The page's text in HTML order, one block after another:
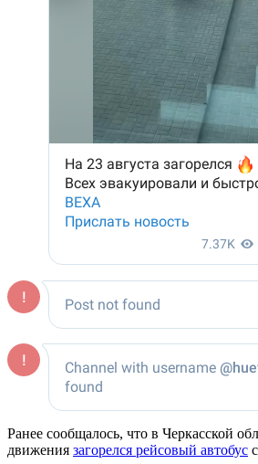
Ранее сообщалось, что в Черкасской
движения загорелся рейсовый автобус